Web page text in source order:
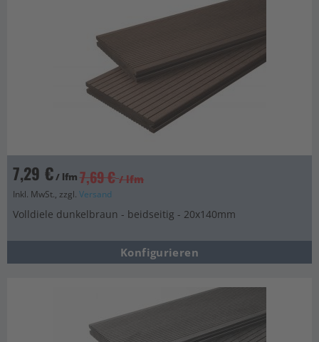
7,29 €/ lfm 7,69 € / lfm
Inkl. MwSt., zzgl. Versand
Volldiele dunkelbraun - beidseitig - 20x140mm
Konfigurieren